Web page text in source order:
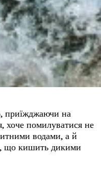
приїжджаючи на
хоче помилуватися не
водами, а й
що кишить дикими